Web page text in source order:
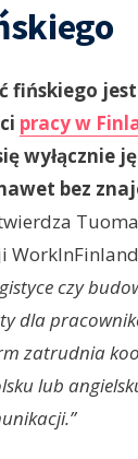
fińskiego
pracy w
wyłącznie
bez
czy
dla
zatrudnia
lub